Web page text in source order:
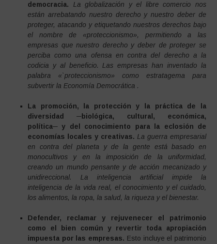
democracia. La globalización y el libre comercio nos
están arrebatando nuestro derecho y nuestro deber de
proteger, atacando y etiquetando nuestros derechos bajo
el nombre de «proteccionismo», permitiendo a las
empresas que nuestro derecho y deber de proteger se
perciba como una ofensa en contra del derecho a la
codicia y al beneficio. Las empresas han inventado la
palabra «`proteccionismo» como estratagema para
subvertir la Economía Democrática .
La promoción, la protección y la práctica de la
diversidad ─biológica, cultural, económica,
política─ y del conocimiento para la eclosión de
economías locales y creativas. La guerra empresarial
en contra del planeta y de la gente está basado en
monocultivos y en la imposición de la uniformidad,
creando un mundo pensante y de acción mecanizado y
unidireccional. La inteligencia artificial impide la
inteligencia de la vida real, el conocimiento y el cuidado,
los alimentos, la ropa, la salud, la riqueza y el bienestar.
Defender, reclamar y rejuvenecer el patrimonio
como el bien común y revertir toda apropiación
impuesta por las empresas. Esto incluye el patrimonio